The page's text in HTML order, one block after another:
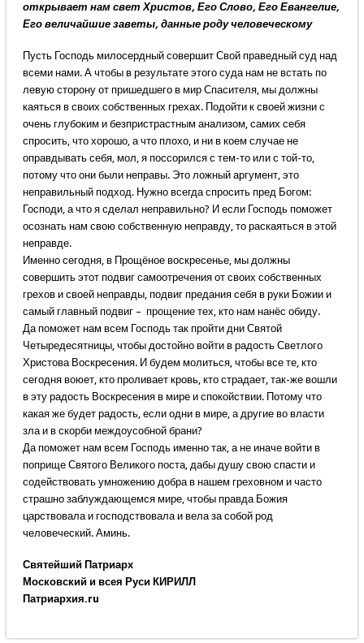
открывает нам свет Христов, Его Слово, Его Евангелие,
Его величайшие заветы, данные роду человеческому
Пусть Господь милосердный совершит Свой праведный суд над
всеми нами. А чтобы в результате этого суда нам не встать по
левую сторону от пришедшего в мир Спасителя, мы должны
каяться в своих собственных грехах. Подойти к своей жизни с
очень глубоким и безпристрастным анализом, самих себя
спросить, что хорошо, а что плохо, и ни в коем случае не
оправдывать себя, мол, я поссорился с тем-то или с той-то,
потому что они были неправы. Это ложный аргумент, это
неправильный подход. Нужно всегда спросить пред Богом:
Господи, а что я сделал неправильно? И если Господь поможет
осознать нам свою собственную неправду, то раскаяться в этой
неправде.
Именно сегодня, в Прощёное воскресенье, мы должны
совершить этот подвиг самоотречения от своих собственных
грехов и своей неправды, подвиг предания себя в руки Божии и
самый главный подвиг – прощение тех, кто нам нанёс обиду.
Да поможет нам всем Господь так пройти дни Святой
Четыредесятницы, чтобы достойно войти в радость Светлого
Христова Воскресения. И будем молиться, чтобы все те, кто
сегодня воюет, кто проливает кровь, кто страдает, так-же вошли
в эту радость Воскресения в мире и спокойствии. Потому что
какая же будет радость, если одни в мире, а другие во власти
зла и в скорби междоусобной брани?
Да поможет нам всем Господь именно так, а не иначе войти в
поприще Святого Великого поста, дабы душу свою спасти и
содействовать умножению добра в нашем греховном и часто
страшно заблуждающемся мире, чтобы правда Божия
царствовала и господствовала и вела за собой род
человеческий. Аминь.
Святейший Патриарх
Московский и всея Руси КИРИЛЛ
Патриархия.ru